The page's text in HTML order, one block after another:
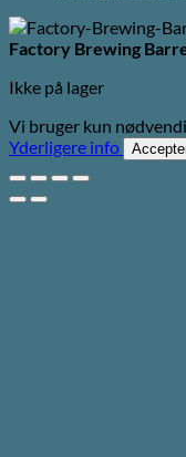
Factory Brewing
Ikke på lager
Vi bruger kun
Yderligere info